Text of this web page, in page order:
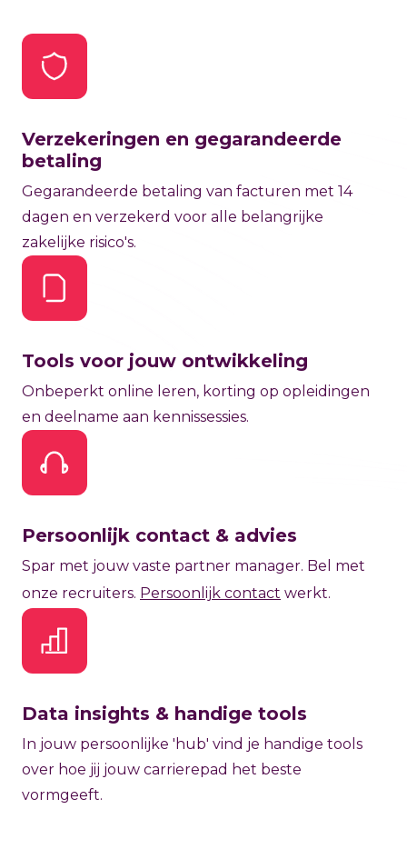
Verzekeringen en gegarandeerde
betaling
Gegarandeerde betaling van facturen met 14
dagen en verzekerd voor alle belangrijke
zakelijke risico's.
Tools voor jouw ontwikkeling
Onbeperkt online leren, korting op opleidingen
en deelname aan kennissessies.
Persoonlijk contact & advies
Spar met jouw vaste partner manager. Bel met
onze recruiters. Persoonlijk contact werkt.
Data insights & handige tools
In jouw persoonlijke 'hub' vind je handige tools
over hoe jij jouw carrierepad het beste
vormgeeft.